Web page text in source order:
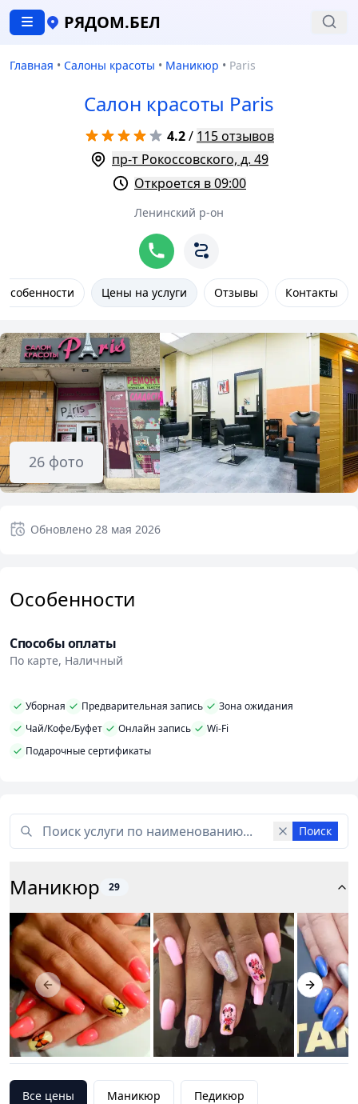
РЯДОМ.БЕЛ
Главная • Салоны красоты • Маникюр • Paris
Салон красоты Paris
4.2/ 115 отзывов
пр-т Рокоссовского, д. 49
Откроется в 09:00
Ленинский р-он
Особенности Цены на услуги Отзывы Контакты
26 фото
Обновлено 28 мая 2026
Особенности
Способы оплаты
По карте, Наличный
Уборная Предварительная запись
Зона ожидания
Чай/Кофе/Буфет
Онлайн запись
Wi-Fi
Подарочные сертификаты
Поиск
Маникюр 29
Previous slide Next
Все цены Маникюр Педикюр